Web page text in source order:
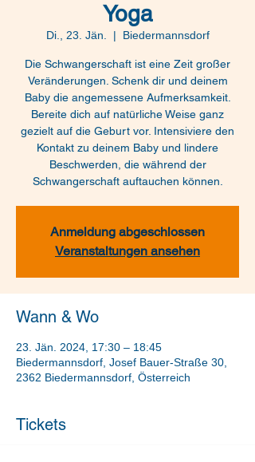
Yoga
Di., 23. Jän.
  |
Biedermannsdorf
Die Schwangerschaft ist eine Zeit großer
Veränderungen. Schenk dir und deinem
Baby die angemessene Aufmerksamkeit.
Bereite dich auf natürliche Weise ganz
gezielt auf die Geburt vor. Intensiviere den
Kontakt zu deinem Baby und lindere
Beschwerden, die während der
Schwangerschaft auftauchen können.
Anmeldung abgeschlossen
Veranstaltungen ansehen
Wann & Wo
23. Jän. 2024, 17:30 – 18:45
Biedermannsdorf, Josef Bauer-Straße 30,
2362 Biedermannsdorf, Österreich
Tickets